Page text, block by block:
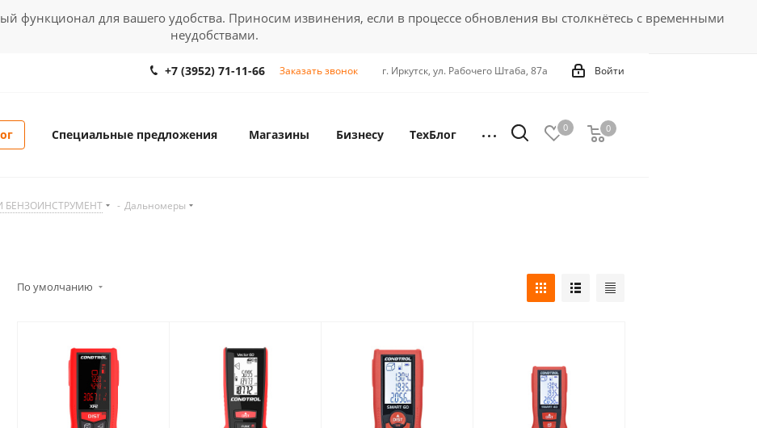
функционал для вашего удобства. Приносим извинения, если в процессе обновления вы столкнётесь с временными
неудобствами.
Войти
г. Иркутск, ул. Рабочего Штаба, 87а
+7 (3952) 71-11-66 Заказать звонок
0 0
0
Специальные предложения Магазины Бизнесу ТехБлог
БЕНЗОИНСТРУМЕНТ - Дальномеры
По умолчанию